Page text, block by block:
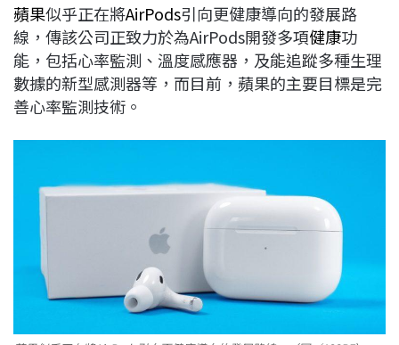
b
o
o
k
a
d
s
e
d
I
n
L
i
n
k
蘋果似乎正在將AirPods引向更健康導向的發展路
線，傳該公司正致力於為AirPods開發多項健康功
能，包括心率監測、溫度感應器，及能追蹤多種生理
數據的新型感測器等，而目前，蘋果的主要目標是完
善心率監測技術。